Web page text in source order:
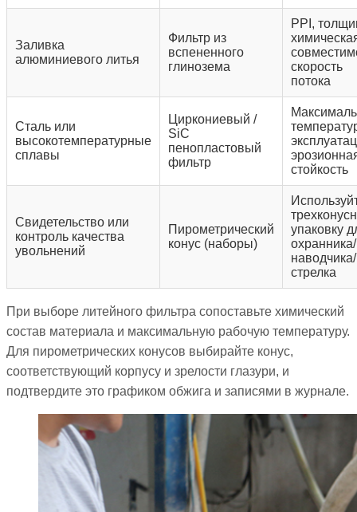
Заливка
алюминиевого литья
Фильтр из
вспененного
глинозема
PPI,
скорость
потока
Сталь или
высокотемпературные
сплавы
Циркониевый /
SiC
пенопластовый
фильтр
стойкость
Свидетельство или
контроль качества
увольнений
Пирометрический
конус (наборы)
упаковку
охранника/
наводчика/
стрелка
При выборе литейного фильтра сопоставьте химический
состав материала и максимальную рабочую температуру.
Для пирометрических конусов выбирайте конус,
соответствующий корпусу и зрелости глазури, и
подтвердите это графиком обжига и записями в журнале.